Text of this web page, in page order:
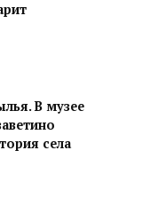
В музее
села